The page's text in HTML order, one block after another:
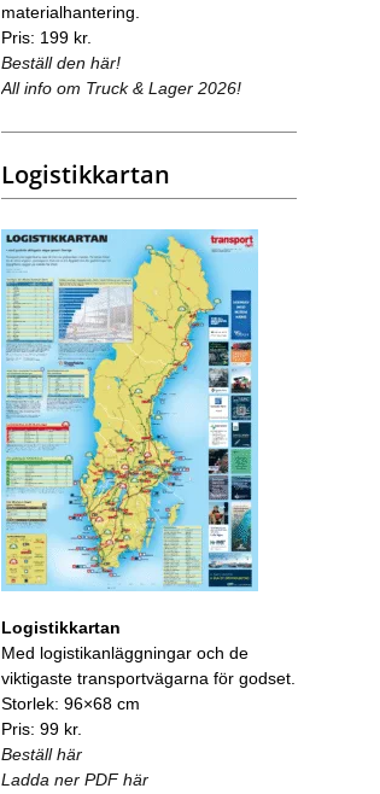
materialhantering.
Pris: 199 kr.
Beställ den här!
All info om Truck & Lager 2026!
Logistikkartan
Logistikkartan
Med logistikanläggningar och de
viktigaste transportvägarna för godset.
Storlek: 96×68 cm
Pris: 99 kr.
Beställ här
Ladda ner PDF här